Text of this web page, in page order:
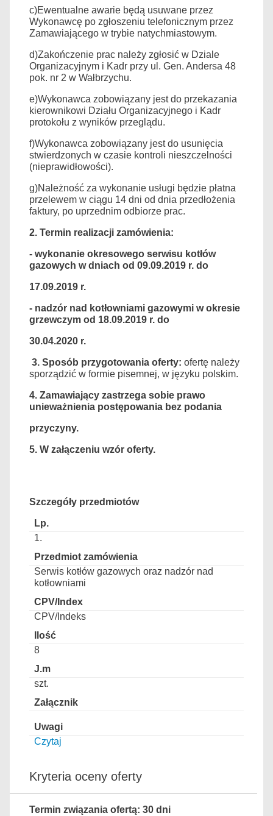
c)Ewentualne awarie będą usuwane przez
Wykonawcę po zgłoszeniu telefonicznym przez
Zamawiającego w trybie natychmiastowym.
d)Zakończenie prac należy zgłosić w Dziale
Organizacyjnym i Kadr przy ul. Gen. Andersa 48
pok. nr 2 w Wałbrzychu.
e)Wykonawca zobowiązany jest do przekazania
kierownikowi Działu Organizacyjnego i Kadr
protokołu z wyników przeglądu.
f)Wykonawca zobowiązany jest do usunięcia
stwierdzonych w czasie kontroli nieszczelności
(nieprawidłowości).
g)Należność za wykonanie usługi będzie płatna
przelewem w ciągu 14 dni od dnia przedłożenia
faktury, po uprzednim odbiorze prac.
2. Termin realizacji zamówienia:
- wykonanie okresowego serwisu kotłów
gazowych w dniach od 09.09.2019 r. do
17.09.2019 r.
- nadzór nad kotłowniami gazowymi w okresie
grzewczym od 18.09.2019 r. do
30.04.2020 r.
3. Sposób przygotowania oferty: ofertę należy
sporządzić w formie pisemnej, w języku polskim.
4. Zamawiający zastrzega sobie prawo
unieważnienia postępowania bez podania
przyczyny.
5. W załączeniu wzór oferty.
Szczegóły przedmiotów
1.
Serwis kotłów gazowych oraz nadzór nad
kotłowniami
CPV/Indeks
8
szt.
Czytaj
Kryteria oceny oferty
Termin związania ofertą: 30 dni